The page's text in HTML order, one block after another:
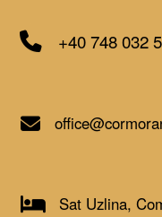
+40 748 032
Sat Uzlina,